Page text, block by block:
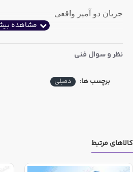
جریان دو آمپر واقعی
نظر و سوال فنی
برچسب ها: دمبلی
کالاهای مرتبط